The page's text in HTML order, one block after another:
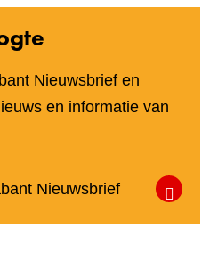
Nieuwsbrief en
en informatie van
Nieuwsbrief(verwijst